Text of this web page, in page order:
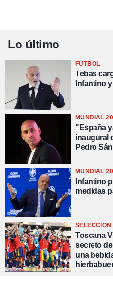
Lo último
FÚTBOL
Tebas
Infantino
MUNDIAL
"España
inaugural
Pedro
MUNDIAL
Infantino
medidas
Toscana
secreto
una